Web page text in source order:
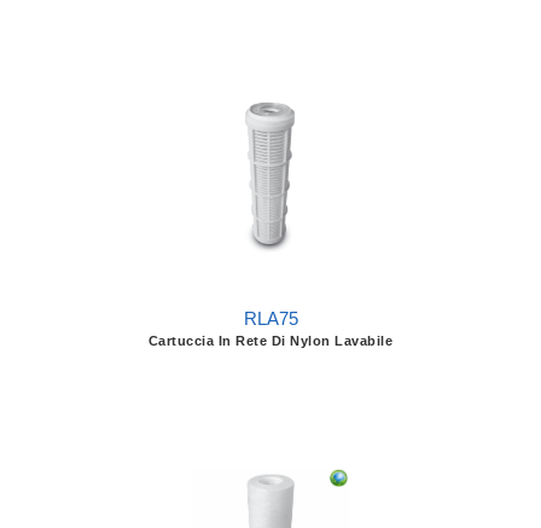
RLA75
Cartuccia In Rete Di Nylon Lavabile